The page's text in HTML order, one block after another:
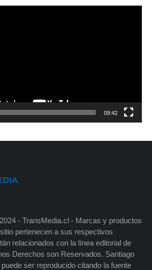
09:42
- TransMedia.cl - Marcas y productos
pertenecen a sus respectivos
relacionados con la línea editorial de
Derechos son Reservados. Santiago
ser reproducido citando la fuente